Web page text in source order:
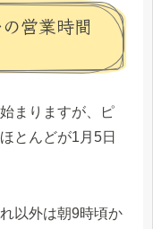
営業時間
まりますが、ピ
とんどが1月5日
以外は朝9時頃か